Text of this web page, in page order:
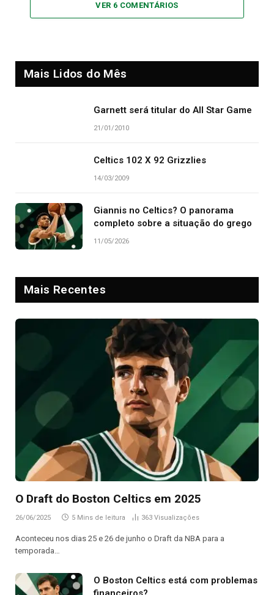
VER 6 COMENTÁRIOS
Mais Lidos do Mês
Garnett será titular do All Star Game
21/01/2010
Celtics 102 X 92 Grizzlies
14/03/2009
Giannis no Celtics? O panorama
completo sobre a situação do grego
11/05/2026
Mais Recentes
O Draft do Boston Celtics em 2025
26/06/2025 5 Mins de leitura 363 Visualizações
Aconteceu nos dias 25 e 26 de junho o Draft da NBA para a
temporada…
O Boston Celtics está com problemas